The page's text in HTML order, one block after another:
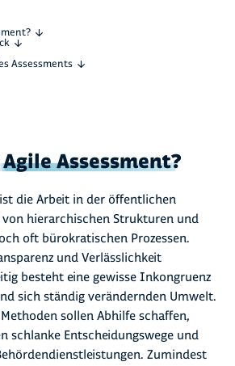
Assessments
Agile Assessment?
die Arbeit in der öffentlichen
hierarchischen Strukturen und
oft bürokratischen Prozessen.
und Verlässlichkeit
besteht eine gewisse Inkongruenz
sich ständig verändernden Umwelt.
sollen Abhilfe schaffen,
schlanke Entscheidungswege und
Zumindest